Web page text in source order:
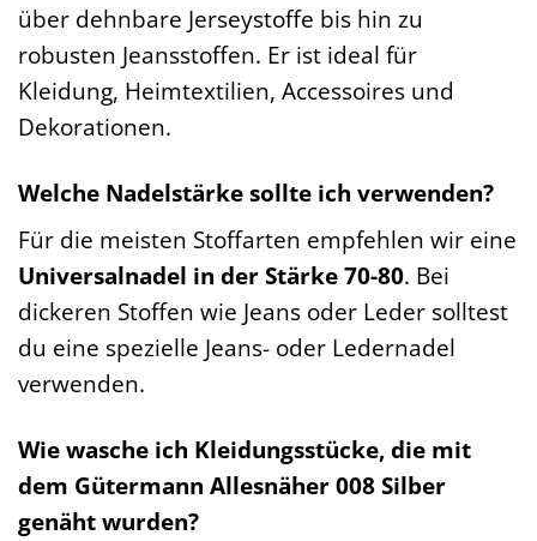
über dehnbare Jerseystoffe bis hin zu
robusten Jeansstoffen. Er ist ideal für
Kleidung, Heimtextilien, Accessoires und
Dekorationen.
Welche Nadelstärke sollte ich verwenden?
Für die meisten Stoffarten empfehlen wir eine
Universalnadel in der Stärke 70-80. Bei
dickeren Stoffen wie Jeans oder Leder solltest
du eine spezielle Jeans- oder Ledernadel
verwenden.
Wie wasche ich Kleidungsstücke, die mit
dem Gütermann Allesnäher 008 Silber
genäht wurden?